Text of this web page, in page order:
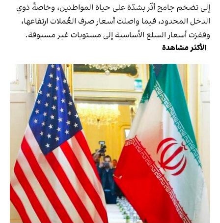
إلى تضخم جامح أثّر بشدّة على حياة المواطنين، وخاصةً ذوي
الدخل المحدود، فيما واصلت أسعار صرف العُملات ارتفاعها،
وقفزت أسعار السلع الأساسية إلى مستويات غير مسبوقة.
الأكثر مشاهدة